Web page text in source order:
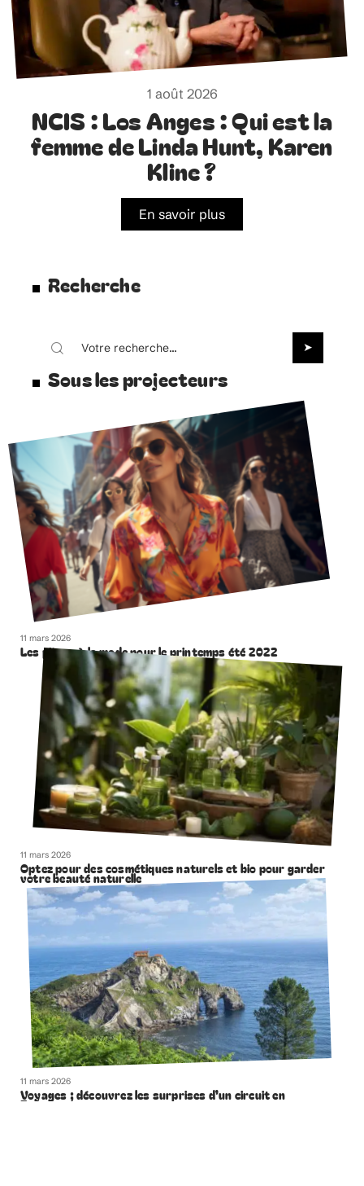
1 août 2026
NCIS : Los Anges : Qui est la
femme de Linda Hunt, Karen
Kline ?
En savoir plus
Recherche
Sous les projecteurs
11 mars 2026
Les pièces à la mode pour le printemps été 2022
11 mars 2026
Optez pour des cosmétiques naturels et bio pour garder
votre beauté naturelle
11 mars 2026
Voyages ; découvrez les surprises d’un circuit en
Espagne